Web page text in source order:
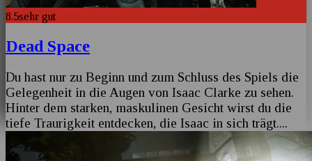
8.5sehr gut
Dead Space
Du hast nur zu Beginn und zum Schluss des Spiels die
Gelegenheit in die Augen von Isaac Clarke zu sehen.
Hinter dem starken, maskulinen Gesicht wirst du die
tiefe Traurigkeit entdecken, die Isaac in sich trägt....